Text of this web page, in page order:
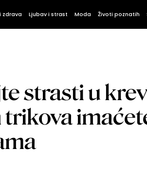
zdrava Ljubav i strast Moda Životi poznatih
strasti u